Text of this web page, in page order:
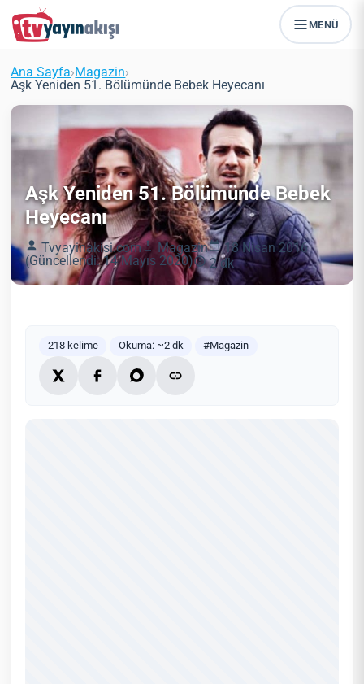
MENÜ
Ana Sayfa›Magazin›
Aşk Yeniden 51. Bölümünde Bebek Heyecanı
Aşk Yeniden 51. Bölümünde Bebek
Heyecanı
Tvyayinakisi.com Magazin
18 Nisan 2016
(Güncellendi: 14 Mayıs 2020)
2 dk
218 kelime Okuma: ~2 dk #Magazin